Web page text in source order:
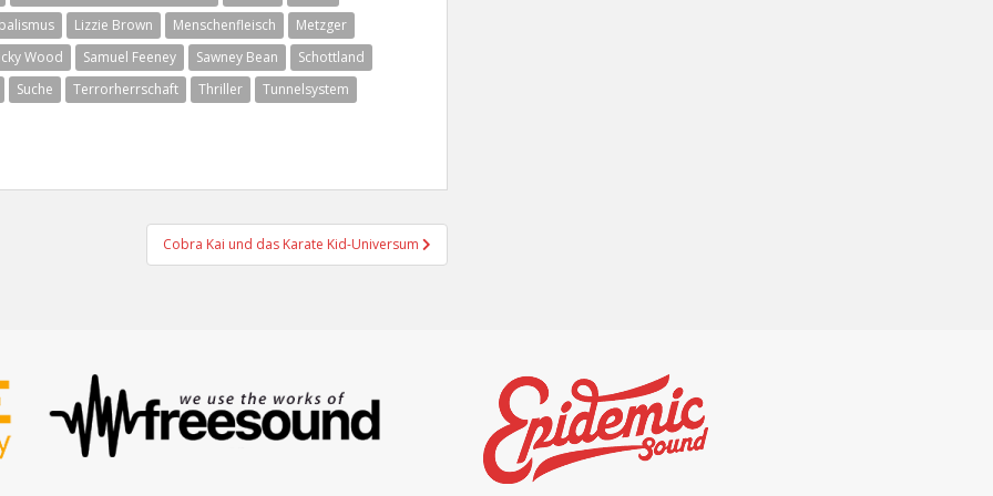
Lizzie Brown Menschenfleisch
Metzger
Wood Samuel Feeney Sawney Bean
Schottland
Suche Terrorherrschaft Thriller
Tunnelsystem
Cobra Kai und das Karate Kid-Universum